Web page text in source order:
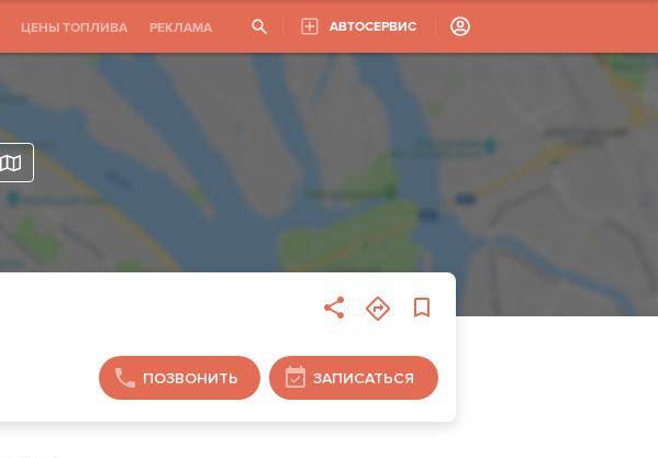
ЦЕНЫ ТОПЛИВА РЕКЛАМА АВТОСЕРВИС
ПОЗВОНИТЬ ЗАПИСАТЬСЯ